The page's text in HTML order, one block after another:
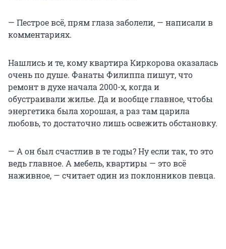
— Пестрое всё, прям глаза заболели, — написали в
комментариях.
Нашлись и те, кому квартира Киркорова оказалась
очень по душе. Фанаты Филиппа пишут, что
ремонт в духе начала 2000-х, когда и
обустраивали жилье. Да и вообще главное, чтобы
энергетика была хорошая, а раз там царила
любовь, то достаточно лишь освежить обстановку.
— А он был счастлив в те годы? Ну если так, то это
ведь главное. А мебель, квартиры — это всё
наживное, — считает один из поклонников певца.